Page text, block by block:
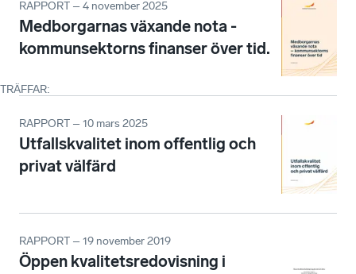
TRÄFFAR:
RAPPORT – 4 november 2025
Medborgarnas växande nota -
kommunsektorns finanser över tid.
RAPPORT – 10 mars 2025
Utfallskvalitet inom offentlig och
privat välfärd
RAPPORT – 19 november 2019
Öppen kvalitetsredovisning i